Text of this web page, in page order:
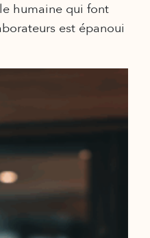
humaine qui font
est épanoui